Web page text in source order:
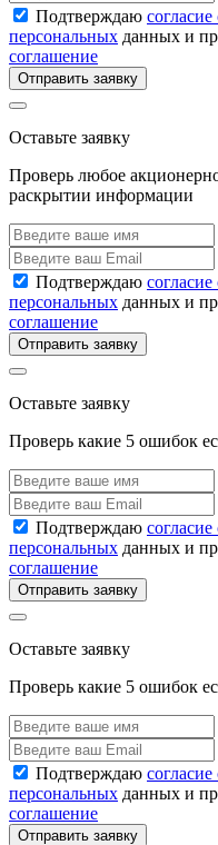
Подтверждаю
персональных данных и
соглашение
Отправить заявку
Оставьте заявку
Проверь любое
раскрытии информации
Подтверждаю
персональных данных и
соглашение
Отправить заявку
Оставьте заявку
Проверь какие 5 ошибок
Подтверждаю
персональных данных и
соглашение
Отправить заявку
Оставьте заявку
Проверь какие 5 ошибок
Подтверждаю
персональных данных и
соглашение
Отправить заявку